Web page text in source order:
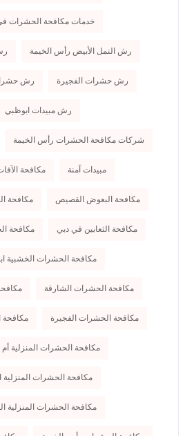
خدمات مكافحة الحشرات
رش النمل الأبيض رأس الخيمة
رش حشرات الفجيرة رش
رش مبيدات ابوظبي
شركات مكافحة الحشرات رأس الخيمة
مبيدات آمنة مكافحة
مكافحة البعوض القصيص مكافحة
مكافحة الثعابين في دبي مكافحة
مكافحة الحشرات الخشبية
مكافحة الحشرات الشارقة
مكافحة الحشرات الفجيرة
مكافحة الحشرات المنزلية أم
مكافحة الحشرات المنزلية
مكافحة الحشرات المنزلية